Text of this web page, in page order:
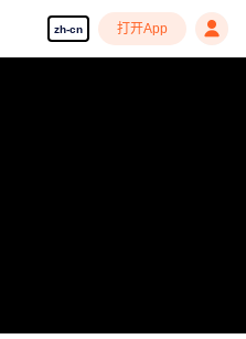
zh-cn 打开App